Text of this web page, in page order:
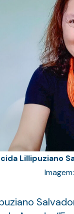
Lillipuziano